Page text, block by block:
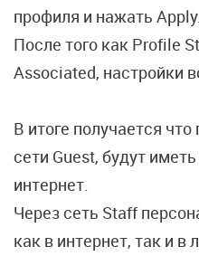
профиля и нажать Apply.
После того как Profile
Associated, настройки
В итоге получается
сети Guest, будут
интернет.
Через сеть Staff
как в интернет, так и в